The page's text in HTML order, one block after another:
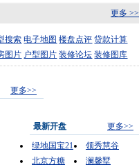
更多 >>
搜索 电子地图 楼盘点评 贷款计算
图片 户型图片 装修论坛 装修图库
更多>>
最新开盘
更多>>
绿地国宝21
领秀慧谷
北京方糖
澜馨墅